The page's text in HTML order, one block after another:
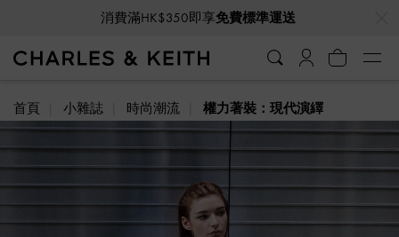
消費滿HK$350即享免費標準運送
首頁 小雜誌 時尚潮流 權力著裝：現代演繹